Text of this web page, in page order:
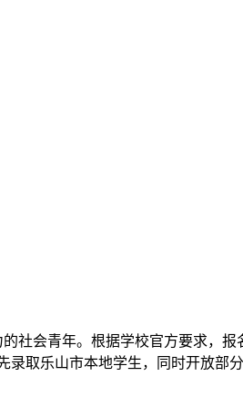
社会青年。根据学校官方要求，报
录取乐山市本地学生，同时开放部